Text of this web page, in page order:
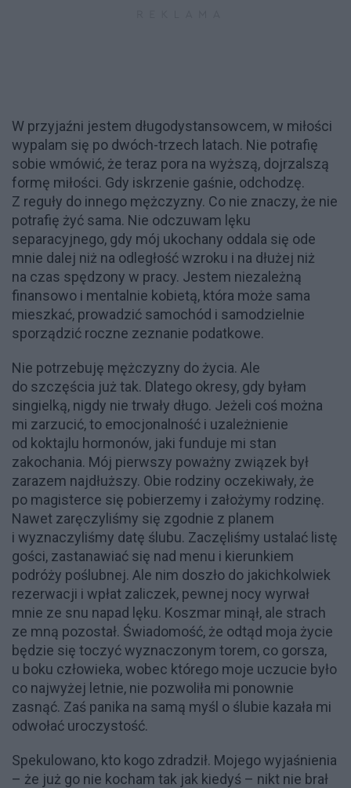
W przyjaźni jestem długodystansowcem, w miłości
wypalam się po dwóch-trzech latach. Nie potrafię
sobie wmówić, że teraz pora na wyższą, dojrzalszą
formę miłości. Gdy iskrzenie gaśnie, odchodzę.
Z reguły do innego mężczyzny. Co nie znaczy, że nie
potrafię żyć sama. Nie odczuwam lęku
separacyjnego, gdy mój ukochany oddala się ode
mnie dalej niż na odległość wzroku i na dłużej niż
na czas spędzony w pracy. Jestem niezależną
finansowo i mentalnie kobietą, która może sama
mieszkać, prowadzić samochód i samodzielnie
sporządzić roczne zeznanie podatkowe.
Nie potrzebuję mężczyzny do życia. Ale
do szczęścia już tak. Dlatego okresy, gdy byłam
singielką, nigdy nie trwały długo. Jeżeli coś można
mi zarzucić, to emocjonalność i uzależnienie
od koktajlu hormonów, jaki funduje mi stan
zakochania. Mój pierwszy poważny związek był
zarazem najdłuższy. Obie rodziny oczekiwały, że
po magisterce się pobierzemy i założymy rodzinę.
Nawet zaręczyliśmy się zgodnie z planem
i wyznaczyliśmy datę ślubu. Zaczęliśmy ustalać listę
gości, zastanawiać się nad menu i kierunkiem
podróży poślubnej. Ale nim doszło do jakichkolwiek
rezerwacji i wpłat zaliczek, pewnej nocy wyrwał
mnie ze snu napad lęku. Koszmar minął, ale strach
ze mną pozostał. Świadomość, że odtąd moja życie
będzie się toczyć wyznaczonym torem, co gorsza,
u boku człowieka, wobec którego moje uczucie było
co najwyżej letnie, nie pozwoliła mi ponownie
zasnąć. Zaś panika na samą myśl o ślubie kazała mi
odwołać uroczystość.
Spekulowano, kto kogo zdradził. Mojego wyjaśnienia
– że już go nie kocham tak jak kiedyś – nikt nie brał